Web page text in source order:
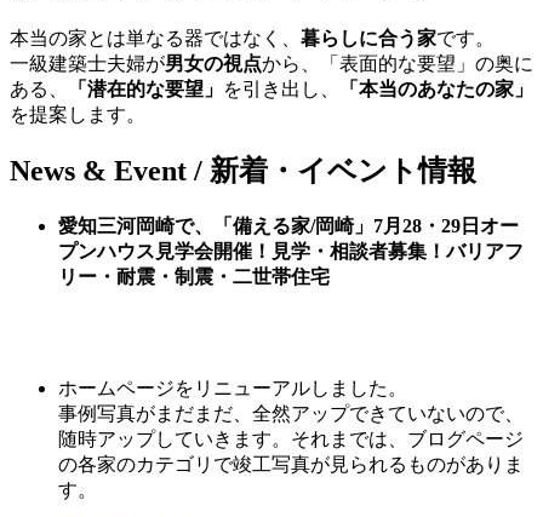
本当の家とは単なる器ではなく、 暮らしに合う家です。
一級建築士夫婦が男女の視点から、「表面的な要望」の奥に
ある、
「潜在的な要望」 を引き出し、
「本当のあなたの家」
を提案します。
News & Event / 新着・イベント情報
愛知三河岡崎で、「備える家/岡崎」7月28・29日オー
プンハウス見学会開催！見学・相談者募集！バリアフ
リー・耐震・制震・二世帯住宅
ホームページをリニューアルしました。
事例写真がまだまだ、全然アップできていないので、
随時アップしていきます。それまでは、ブログページ
の各家のカテゴリで竣工写真が見られるものがありま
す。